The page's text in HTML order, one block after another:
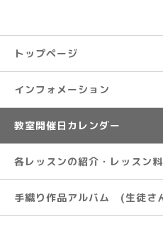
トップページ
インフォメーション
教室開催日カレンダー
各レッスンの紹介・レッスン料
手織り作品アルバム (生徒さ